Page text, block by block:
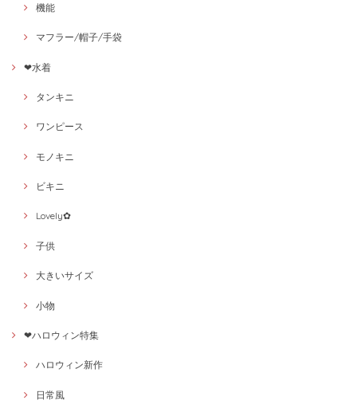
機能
マフラー/帽子/手袋
❤水着
タンキニ
ワンピース
モノキニ
ビキニ
Lovely✿
子供
大きいサイズ
小物
❤ハロウィン特集
ハロウィン新作
日常風